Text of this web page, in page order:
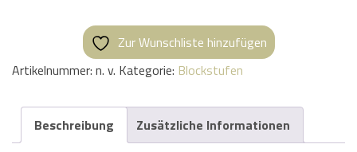
Zur Wunschliste hinzufügen
Artikelnummer: n. v. Kategorie: Blockstufen
Beschreibung Zusätzliche Informationen